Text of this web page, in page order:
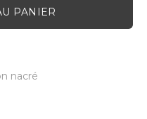
PANIER
nacré